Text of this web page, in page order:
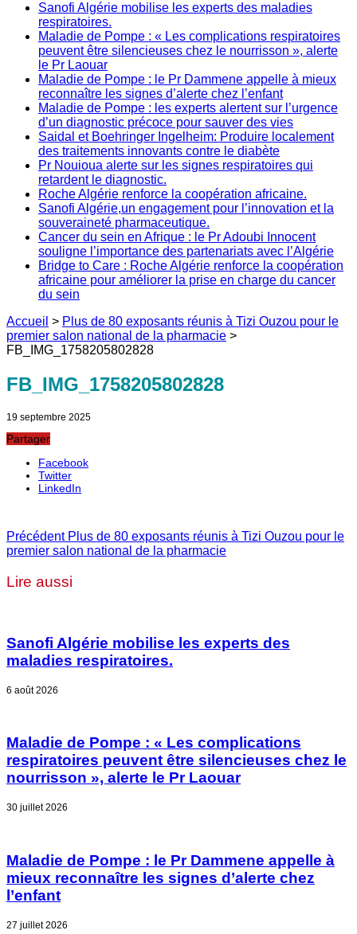
Sanofi Algérie mobilise les experts des maladies
respiratoires.
Maladie de Pompe : « Les complications respiratoires
peuvent être silencieuses chez le nourrisson », alerte
le Pr Laouar
Maladie de Pompe : le Pr Dammene appelle à mieux
reconnaître les signes d’alerte chez l’enfant
Maladie de Pompe : les experts alertent sur l’urgence
d’un diagnostic précoce pour sauver des vies
Saidal et Boehringer Ingelheim: Produire localement
des traitements innovants contre le diabète
Pr Nouioua alerte sur les signes respiratoires qui
retardent le diagnostic.
Roche Algérie renforce la coopération africaine.
Sanofi Algérie,un engagement pour l’innovation et la
souveraineté pharmaceutique.
Cancer du sein en Afrique : le Pr Adoubi Innocent
souligne l’importance des partenariats avec l’Algérie
Bridge to Care : Roche Algérie renforce la coopération
africaine pour améliorer la prise en charge du cancer
du sein
Accueil > Plus de 80 exposants réunis à Tizi Ouzou pour le
premier salon national de la pharmacie >
FB_IMG_1758205802828
FB_IMG_1758205802828
19 septembre 2025
Partager
Facebook
Twitter
LinkedIn
PrécédentPlus de 80 exposants réunis à Tizi Ouzou pour le
premier salon national de la pharmacie
Lire aussi
Sanofi Algérie mobilise les experts des
maladies respiratoires.
6 août 2026
Maladie de Pompe : « Les complications
respiratoires peuvent être silencieuses chez le
nourrisson », alerte le Pr Laouar
30 juillet 2026
Maladie de Pompe : le Pr Dammene appelle à
mieux reconnaître les signes d’alerte chez
l’enfant
27 juillet 2026